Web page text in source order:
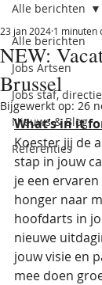
Alle berichten
Jobs Artsen
Jobs staf,
Nieuws & Blog
Referenties
Alle berichten
NEW:
Brussel
23 jan 2024 1 minuten
Bijgewerkt op: 26
What’s in it
Koester jij de
stap in jouw
je een
honger naar
hoofdarts in
nieuwe
jouw visie en
mee doen